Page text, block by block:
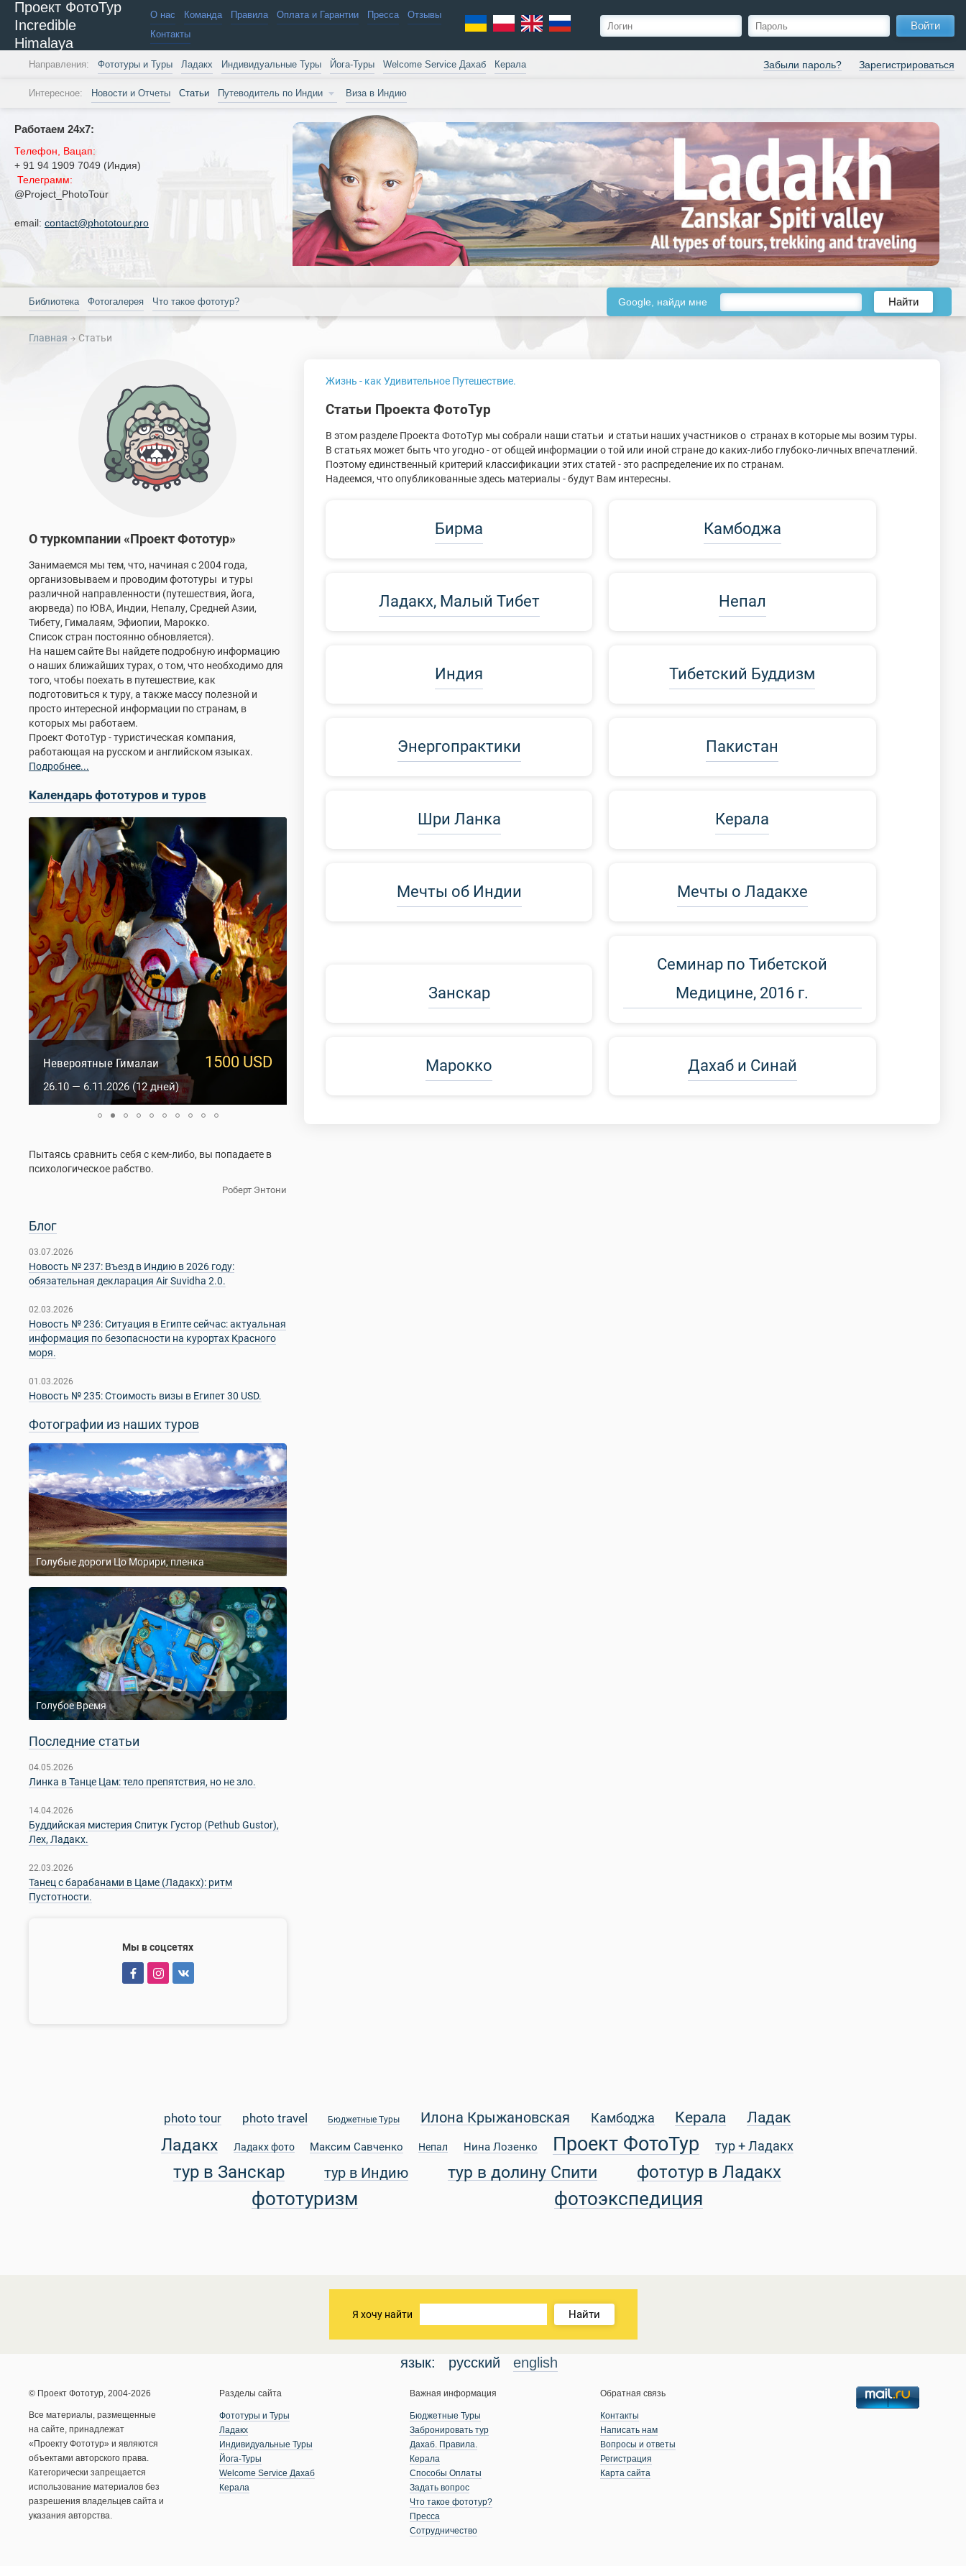
Проект ФотоТур
Incredible
Himalaya
О нас Команда Правила Оплата и Гарантии Пресса
Отзывы
Контакты
Войти
Забыли пароль? Зарегистрироваться
Направления: Фототуры и Туры Ладакх Индивидуальные Туры Йога-Туры Welcome Service Дахаб Керала
Интересное: Новости и Отчеты Статьи Путеводитель по Индии Виза в Индию
Работаем 24х7:
Телефон, Вацап:
+ 91 94 1909 7049 (Индия)
Телеграмм:
@Project_PhotoTour
email: contact@phototour.pro
Библиотека Фотогалерея Что такое фототур? Google, найди мне Найти
Главная Статьи
О туркомпании «Проект Фототур»
Занимаемся мы тем, что, начиная с 2004 года,
организовываем и проводим фототуры и туры
различной направленности (путешествия, йога,
аюрведа) по ЮВА, Индии, Непалу, Средней Азии,
Тибету, Гималаям, Эфиопии, Марокко.
Список стран постоянно обновляется).
На нашем сайте Вы найдете подробную информацию
о наших ближайших турах, о том, что необходимо для
того, чтобы поехать в путешествие, как
подготовиться к туру, а также массу полезной и
просто интересной информации по странам, в
которых мы работаем.
Проект ФотоТур - туристическая компания,
работающая на русском и английском языках.
Подробнее...
Календарь фототуров и туров
950 USD
Сакральный Ладакх
5.10 — 14.10.2026 (10 дней)
1500 USD
Невероятные Гималаи
26.10 — 6.11.2026 (12 дней)
Пытаясь сравнить себя с кем-либо, вы попадаете в
психологическое рабство.
Роберт Энтони
Блог
03.07.2026
Новость № 237: Въезд в Индию в 2026 году:
обязательная декларация Air Suvidha 2.0.
02.03.2026
Новость № 236: Ситуация в Египте сейчас: актуальная
информация по безопасности на курортах Красного
моря.
01.03.2026
Новость № 235: Стоимость визы в Египет 30 USD.
Фотографии из наших туров
Голубые дороги Цо Морири, пленка
Голубое Время
Последние статьи
04.05.2026
Линка в Танце Цам: тело препятствия, но не зло.
14.04.2026
Буддийская мистерия Спитук Густор (Pethub Gustor),
Лех, Ладакх.
22.03.2026
Танец с барабанами в Цаме (Ладакх): ритм
Пустотности.
Мы в соцсетях
Жизнь - как Удивительное Путешествие.
Статьи Проекта ФотоТур
В этом разделе Проекта ФотоТур мы собрали наши статьи и статьи наших участников о странах в которые мы возим туры.
В статьях может быть что угодно - от общей информации о той или иной стране до каких-либо глубоко-личных впечатлений.
Поэтому единственный критерий классификации этих статей - это распределение их по странам.
Надеемся, что опубликованные здесь материалы - будут Вам интересны.
Бирма Камбоджа
Ладакх, Малый Тибет Непал
Индия Тибетский Буддизм
Энергопрактики Пакистан
Шри Ланка Керала
Мечты об Индии Мечты о Ладакхе
Занскар
Семинар по Тибетской
Медицине, 2016 г.
Марокко Дахаб и Синай
photo tour photo travel Бюджетные Туры Илона Крыжановская Камбоджа Керала Ладак
Ладакх Ладакх фото Максим Савченко Непал Нина Лозенко Проект ФотоТур тур + Ладакх
тур в Занскар тур в Индию тур в долину Спити фототур в Ладакх
фототуризм фотоэкспедиция
Я хочу найти Найти
язык: русский english
© Проект Фототур, 2004-2026
Все материалы, размещенные
на сайте, принадлежат
«Проекту Фототур» и являются
объектами авторского права.
Категорически запрещается
использование материалов без
разрешения владельцев сайта и
указания авторства.
Разделы сайта
Фототуры и Туры
Ладакх
Индивидуальные Туры
Йога-Туры
Welcome Service Дахаб
Керала
Важная информация
Бюджетные Туры
Забронировать тур
Дахаб. Правила.
Керала
Способы Оплаты
Задать вопрос
Что такое фототур?
Пресса
Сотрудничество
Обратная связь
Контакты
Написать нам
Вопросы и ответы
Регистрация
Карта сайта